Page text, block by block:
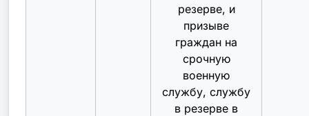
резерве, и
призыве
граждан на
срочную
военную
службу, службу
в резерве в